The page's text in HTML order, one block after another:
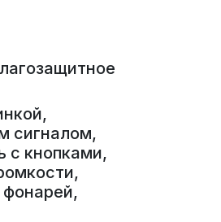
сигналом,
с кнопками,
фонарей,